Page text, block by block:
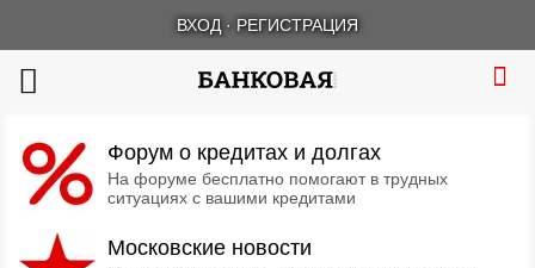
ВХОД · РЕГИСТРАЦИЯ
Форум о кредитах и долгах
На форуме бесплатно помогают в трудных
ситуациях с вашими кредитами
Московские новости